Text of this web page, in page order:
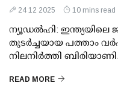
24 12 2025 10 mins read
ന്യൂഡല്‍ഹി: ഇന്ത്യയിലെ
തുടര്‍ച്ചയായ പത്താം
നിലനിര്‍ത്തി
READ MORE